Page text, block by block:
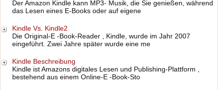
Der Amazon Kindle kann MP3- Musik, die Sie genießen, während
das Lesen eines E-Books oder auf eigene
Kindle Vs. Kindle2
Die Original-E -Book-Reader , Kindle, wurde im Jahr 2007
eingeführt. Zwei Jahre später wurde eine me
Kindle Beschreibung
Kindle ist Amazons digitales Lesen und Publishing-Plattform ,
bestehend aus einem Online-E -Book-Sto